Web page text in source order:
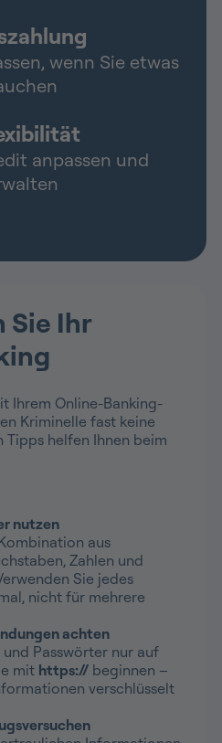
wenn Sie etwas
anpassen und
Sie Ihr
Ihrem Online-Banking-
Kriminelle fast keine
Tipps helfen Ihnen beim
nutzen
aus
Zahlen und
Sie jedes
nicht für mehrere
achten
Passwörter nur auf
mit https:// beginnen –
verschlüsselt